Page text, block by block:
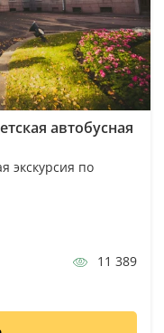
автобусная
экскурсия по
11 389